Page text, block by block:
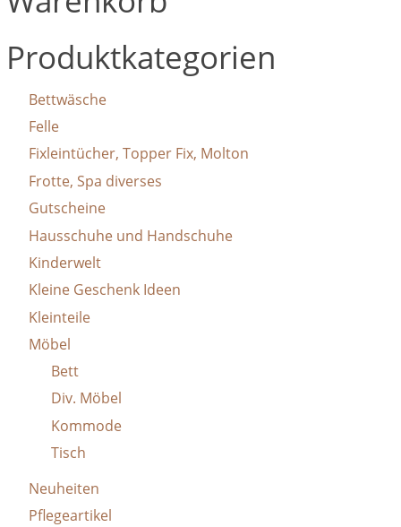
können
auf
der
werden
Produktkategorien
Bettwäsche
Felle
Fixleintücher, Topper Fix, Molton
Frotte, Spa diverses
Gutscheine
Hausschuhe und Handschuhe
Kinderwelt
Kleine Geschenk Ideen
Kleinteile
Möbel
Bett
Div. Möbel
Kommode
Tisch
Neuheiten
Pflegeartikel